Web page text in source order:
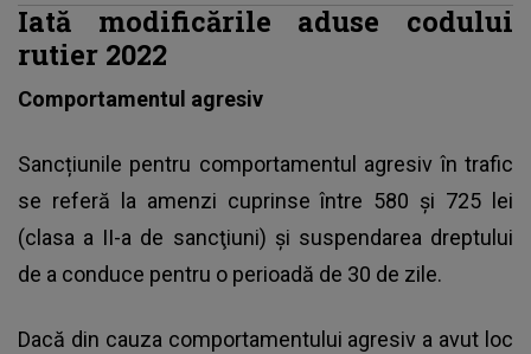
Iată modificările aduse codului
rutier 2022
Comportamentul agresiv
Sancțiunile pentru comportamentul agresiv în trafic
se referă la amenzi cuprinse între 580 și 725 lei
(clasa a II-a de sancţiuni) şi suspendarea dreptului
de a conduce pentru o perioadă de 30 de zile.
Dacă din cauza comportamentului agresiv a avut loc